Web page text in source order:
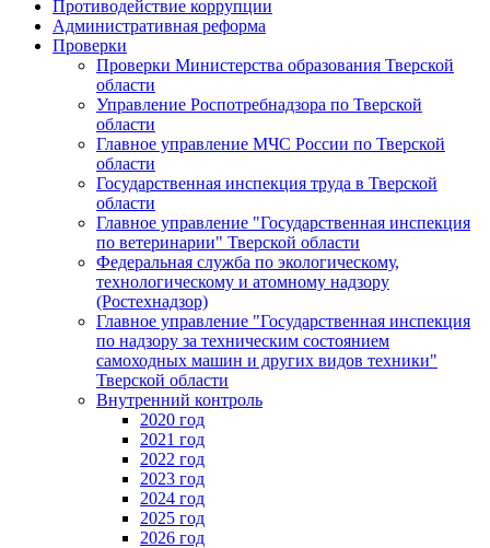
Противодействие коррупции
Административная реформа
Проверки
Проверки Министерства образования Тверской
области
Управление Роспотребнадзора по Тверской
области
Главное управление МЧС России по Тверской
области
Государственная инспекция труда в Тверской
области
Главное управление "Государственная инспекция
по ветеринарии" Тверской области
Федеральная служба по экологическому,
технологическому и атомному надзору
(Ростехнадзор)
Главное управление "Государственная инспекция
по надзору за техническим состоянием
самоходных машин и других видов техники"
Тверской области
Внутренний контроль
2020 год
2021 год
2022 год
2023 год
2024 год
2025 год
2026 год